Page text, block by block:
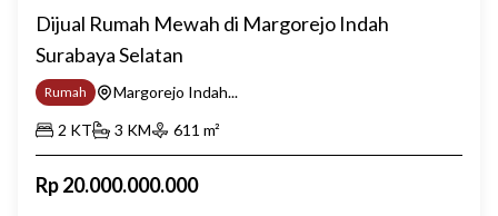
Dijual Rumah Mewah di Margorejo Indah
Surabaya Selatan
Rumah
Margorejo Indah...
2 KT 3 KM 611 m²
Rp20.000.000.000